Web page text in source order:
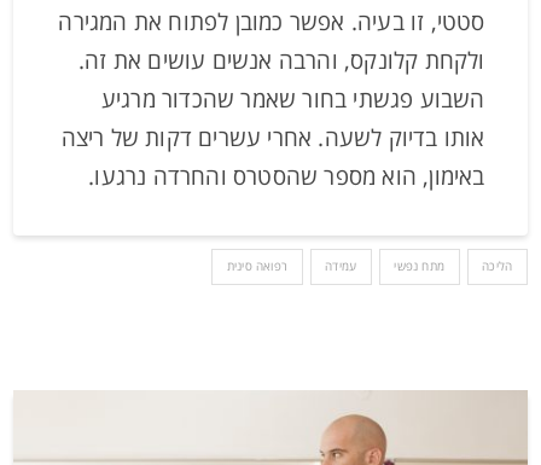
סטטי, זו בעיה. אפשר כמובן לפתוח את המגירה
ולקחת קלונקס, והרבה אנשים עושים את זה.
השבוע פגשתי בחור שאמר שהכדור מרגיע
אותו בדיוק לשעה. אחרי עשרים דקות של ריצה
באימון, הוא מספר שהסטרס והחרדה נרגעו.
הליכה מתח נפשי עמידה רפואה סינית